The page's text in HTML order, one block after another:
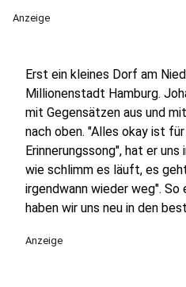
Anzeige
Erst ein kleines Dorf am
Millionenstadt Hamburg.
mit Gegensätzen aus und
nach oben. "Alles okay ist
Erinnerungssong", hat er
wie schlimm es läuft, es
irgendwann wieder weg".
haben wir uns neu in den
Anzeige